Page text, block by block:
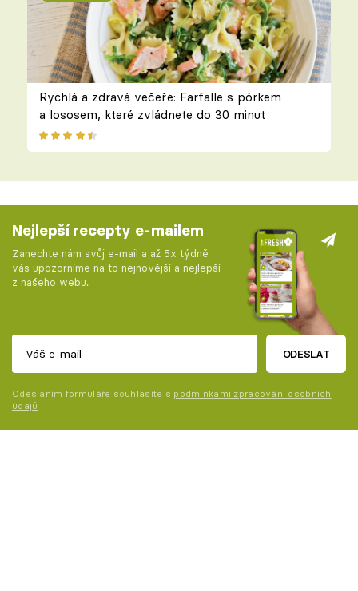
Rychlá a zdravá večeře: Farfalle s pórkem
a lososem, které zvládnete do 30 minut
Nejlepší recepty e-mailem
Zanechte nám svůj e-mail a až 5x týdně
vás upozorníme na to nejnovější a nejlepší
z našeho webu.
ODESLAT
Odesláním formuláře souhlasíte s podmínkami zpracování osobních
údajů